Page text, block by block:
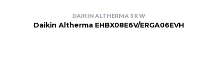
DAIKIN ALTHERMA 3 R W
Daikin Altherma EHBX08E6V/ERGA06EVH